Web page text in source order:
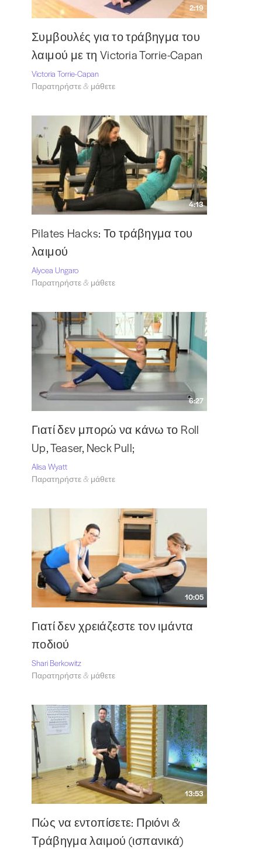
2:19
Συμβουλές για το τράβηγμα του
λαιμού με τη Victoria Torrie-Capan
Victoria Torrie-Capan
Παρατηρήστε & μάθετε
4:13
Pilates Hacks: Το τράβηγμα του
λαιμού
Alycea Ungaro
Παρατηρήστε & μάθετε
6:27
Γιατί δεν μπορώ να κάνω το Roll
Up, Teaser, Neck Pull;
Alisa Wyatt
Παρατηρήστε & μάθετε
10:05
Γιατί δεν χρειάζεστε τον ιμάντα
ποδιού
Shari Berkowitz
Παρατηρήστε & μάθετε
13:53
Πώς να εντοπίσετε: Πριόνι &
Τράβηγμα λαιμού (ισπανικά)